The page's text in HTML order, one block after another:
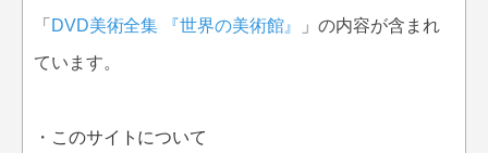
「 DVD美術全集 『世界の美術館』
」の内容が含まれ
ています。
・ このサイトについて